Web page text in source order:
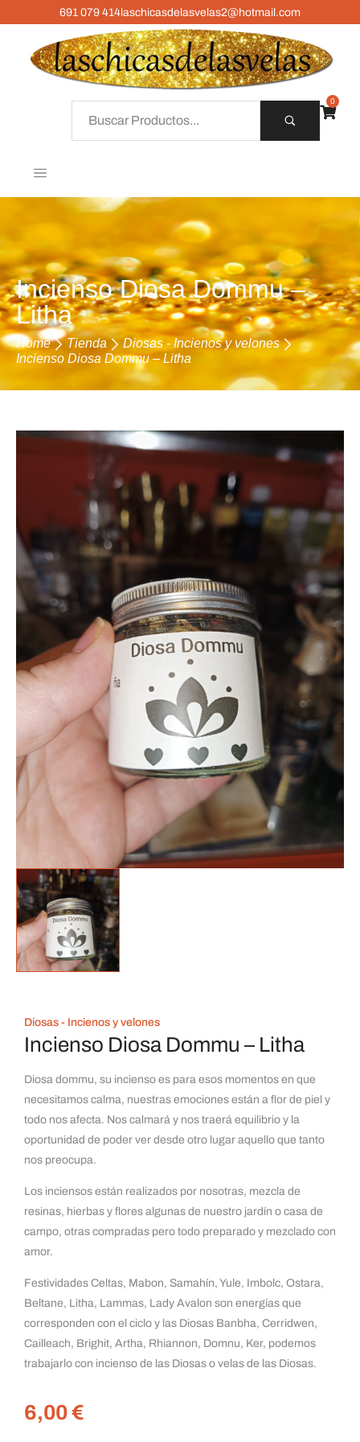
691 079 414laschicasdelasvelas2@hotmail.com
0
Incienso Diosa Dommu –
Litha
Home Tienda
Diosas - Incienos y velones
Incienso Diosa Dommu – Litha
Diosas - Incienos y velones
Incienso Diosa Dommu – Litha
Diosa dommu, su incienso es para esos momentos en que
necesitamos calma, nuestras emociones están a flor de piel y
todo nos afecta. Nos calmará y nos traerá equilibrio y la
oportunidad de poder ver desde otro lugar aquello que tanto
nos preocupa.
Los inciensos están realizados por nosotras, mezcla de
resinas, hierbas y flores algunas de nuestro jardín o casa de
campo, otras compradas pero todo preparado y mezclado con
amor.
Festividades Celtas, Mabon, Samahín, Yule, Imbolc, Ostara,
Beltane, Litha, Lammas, Lady Avalon son energías que
corresponden con el ciclo y las Diosas Banbha, Cerridwen,
Cailleach, Brighit, Artha, Rhiannon, Domnu, Ker, podemos
trabajarlo con incienso de las Diosas o velas de las Diosas.
6,00€